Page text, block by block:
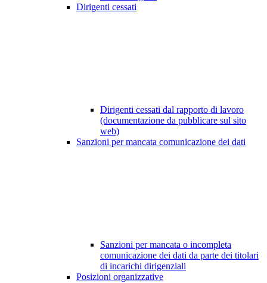
Dirigenti cessati
Dirigenti cessati dal rapporto di lavoro
(documentazione da pubblicare sul sito
web)
Sanzioni per mancata comunicazione dei dati
Sanzioni per mancata o incompleta
comunicazione dei dati da parte dei titolari
di incarichi dirigenziali
Posizioni organizzative